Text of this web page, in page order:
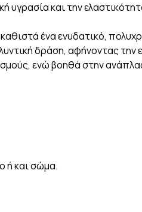
και την
ένα ενυδατικό,
δράση, αφήνοντας
ενώ βοηθά στην
ή και σώμα.